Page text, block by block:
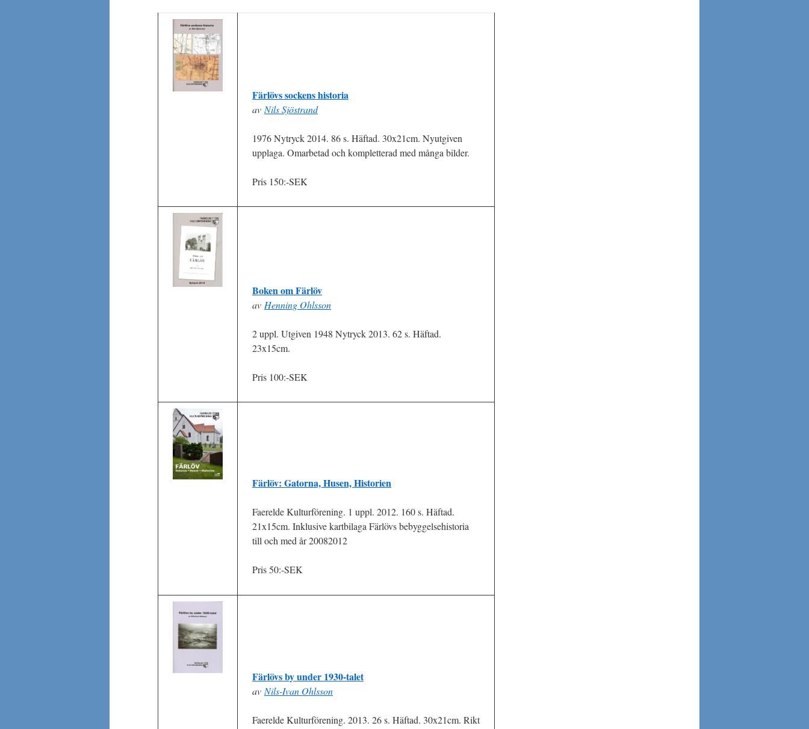
Färlövs sockens historia
av Nils Sjöstrand
1976 Nytryck 2014. 86 s. Häftad. 30x21cm. Nyutgiven
upplaga. Omarbetad och kompletterad med många bilder.
Pris 150:-SEK
Boken om Färlöv
av Henning Ohlsson
2 uppl. Utgiven 1948 Nytryck 2013. 62 s. Häftad.
23x15cm.
Pris 100:-SEK
Färlöv: Gatorna, Husen, Historien
Faerelde Kulturförening. 1 uppl. 2012. 160 s. Häftad.
21x15cm. Inklusive kartbilaga Färlövs bebyggelsehistoria
till och med år 20082012
Pris 50:-SEK
Färlövs by under 1930-talet
av Nils-Ivan Ohlsson
Faerelde Kulturförening. 2013. 26 s. Häftad. 30x21cm. Rikt